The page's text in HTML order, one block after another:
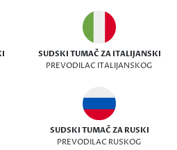
SUDSKI TUMAČ ZA ITALIJANSKI
PREVODILAC ITALIJANSKOG
SUDSKI TUMAČ ZA RUSKI
PREVODILAC RUSKOG